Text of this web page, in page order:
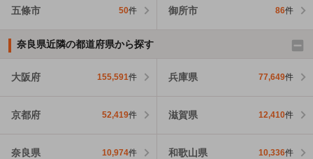
五條市 50件 御所市 86件
奈良県近隣の都道府県から探す
大阪府 155,591件 兵庫県 77,649件
京都府 52,419件 滋賀県 12,410件
奈良県 10,974件 和歌山県 10,336件